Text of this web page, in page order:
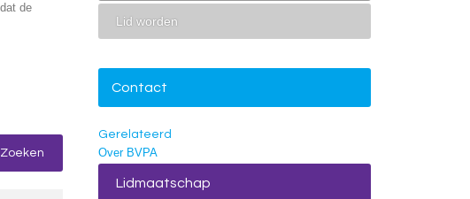
de
Lid worden
Contact
Gerelateerd
Over BVPA
Lidmaatschap